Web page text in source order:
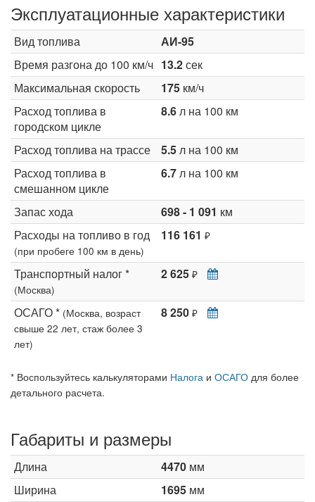
Эксплуатационные характеристики
Вид топлива
АИ-95
Время разгона до 100 км/ч 13.2сек
Максимальная скорость
175 км/ч
Расход топлива в
городском цикле
8.6л на 100 км
Расход топлива на трассе 5.5л на 100 км
Расход топлива в
смешанном цикле
6.7л на 100 км
Запас хода 698 - 1 091 км
Расходы на топливо в год
(при пробеге 100 км в день)
116 161 ₽
Транспортный налог *
(Москва)
2 625 ₽
ОСАГО * (Москва, возраст
свыше 22 лет, стаж более 3
лет)
8 250 ₽
* Воспользуйтесь калькуляторами Налога и ОСАГО для более
детального расчета.
Габариты и размеры
Длина 4470 мм
Ширина
1695 мм